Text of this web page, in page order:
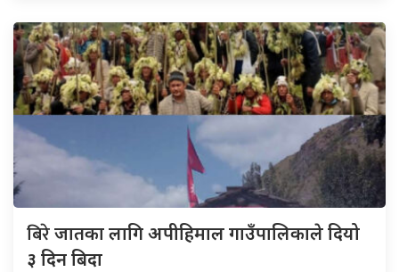
बिरेजातका लागि अपीहिमाल गाउँपालिकाले दियो
३ दिन बिदा